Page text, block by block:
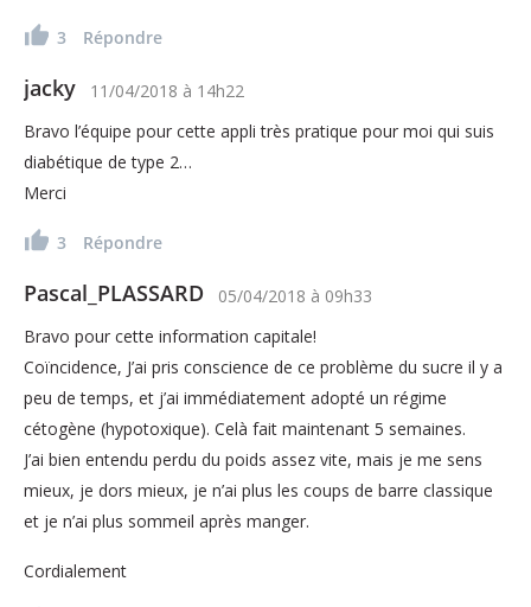
3 Répondre
jacky 11/04/2018 à 14h22
Bravo l’équipe pour cette appli très pratique pour moi qui suis
diabétique de type 2…
Merci
3 Répondre
Pascal_PLASSARD 05/04/2018 à 09h33
Bravo pour cette information capitale!
Coïncidence, J’ai pris conscience de ce problème du sucre il y a
peu de temps, et j’ai immédiatement adopté un régime
cétogène (hypotoxique). Celà fait maintenant 5 semaines.
J’ai bien entendu perdu du poids assez vite, mais je me sens
mieux, je dors mieux, je n’ai plus les coups de barre classique
et je n’ai plus sommeil après manger.
Cordialement